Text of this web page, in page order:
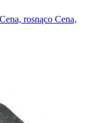
Cena, rosnąco Cena,